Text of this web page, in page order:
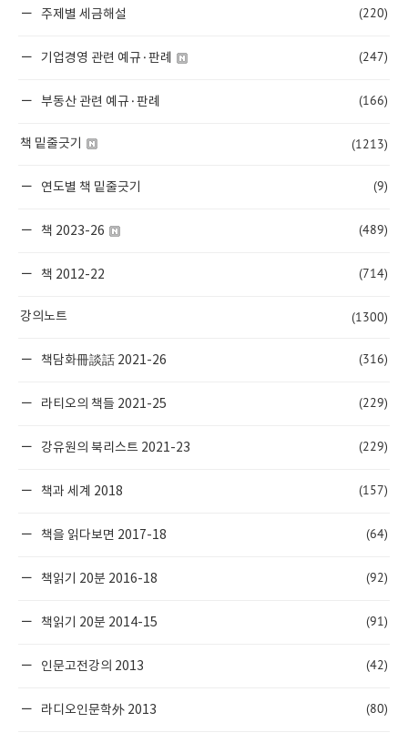
주제별 세금해설 (220)
기업경영 관련 예규·판례 (247)
부동산 관련 예규·판례 (166)
책 밑줄긋기 (1213)
연도별 책 밑줄긋기 (9)
책 2023-26 (489)
책 2012-22 (714)
강의노트 (1300)
책담화冊談話 2021-26 (316)
라티오의 책들 2021-25 (229)
강유원의 북리스트 2021-23 (229)
책과 세계 2018 (157)
책을 읽다보면 2017-18 (64)
책읽기 20분 2016-18 (92)
책읽기 20분 2014-15 (91)
인문고전강의 2013 (42)
라디오인문학外 2013 (80)